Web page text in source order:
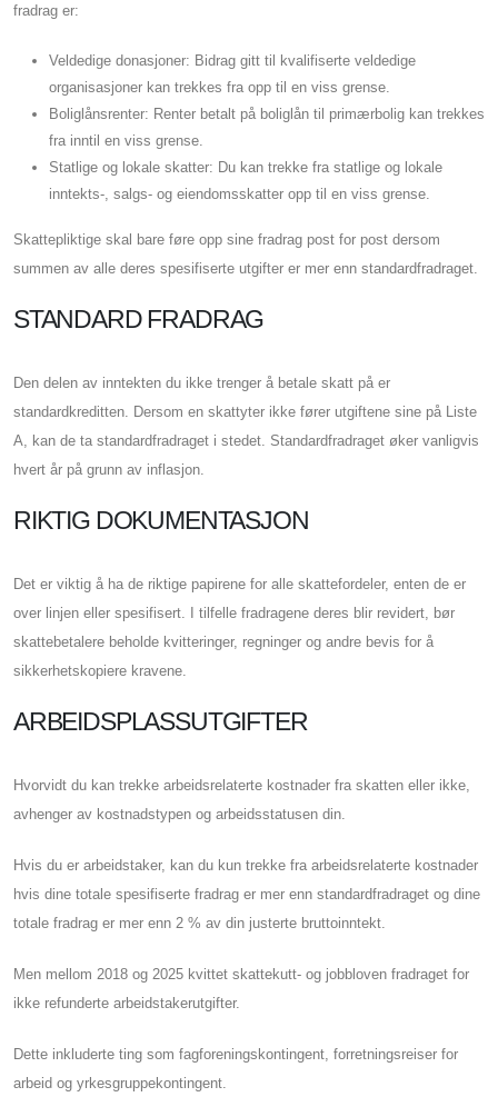
fradrag er:
Veldedige donasjoner: Bidrag gitt til kvalifiserte veldedige
organisasjoner kan trekkes fra opp til en viss grense.
Boliglånsrenter: Renter betalt på boliglån til primærbolig kan trekkes
fra inntil en viss grense.
Statlige og lokale skatter: Du kan trekke fra statlige og lokale
inntekts-, salgs- og eiendomsskatter opp til en viss grense.
Skattepliktige skal bare føre opp sine fradrag post for post dersom
summen av alle deres spesifiserte utgifter er mer enn standardfradraget.
STANDARD FRADRAG
Den delen av inntekten du ikke trenger å betale skatt på er
standardkreditten. Dersom en skattyter ikke fører utgiftene sine på Liste
A, kan de ta standardfradraget i stedet. Standardfradraget øker vanligvis
hvert år på grunn av inflasjon.
RIKTIG DOKUMENTASJON
Det er viktig å ha de riktige papirene for alle skattefordeler, enten de er
over linjen eller spesifisert. I tilfelle fradragene deres blir revidert, bør
skattebetalere beholde kvitteringer, regninger og andre bevis for å
sikkerhetskopiere kravene.
ARBEIDSPLASSUTGIFTER
Hvorvidt du kan trekke arbeidsrelaterte kostnader fra skatten eller ikke,
avhenger av kostnadstypen og arbeidsstatusen din.
Hvis du er arbeidstaker, kan du kun trekke fra arbeidsrelaterte kostnader
hvis dine totale spesifiserte fradrag er mer enn standardfradraget og dine
totale fradrag er mer enn 2 % av din justerte bruttoinntekt.
Men mellom 2018 og 2025 kvittet skattekutt- og jobbloven fradraget for
ikke refunderte arbeidstakerutgifter.
Dette inkluderte ting som fagforeningskontingent, forretningsreiser for
arbeid og yrkesgruppekontingent.